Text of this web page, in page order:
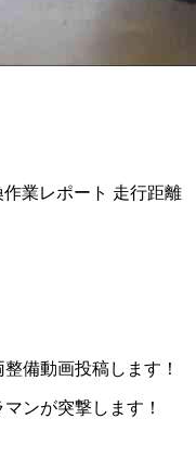
レポート 走行距離
備動画投稿します！
ンが突撃します！